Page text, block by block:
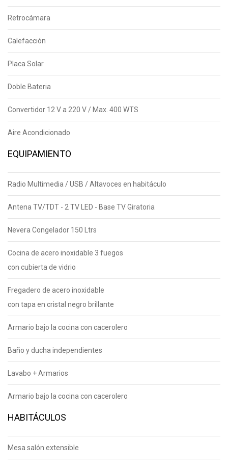
Retrocámara
Calefacción
Placa Solar
Doble Bateria
Convertidor 12 V a 220 V / Max. 400 WTS
Aire Acondicionado
EQUIPAMIENTO
Radio Multimedia / USB / Altavoces en habitáculo
Antena TV/TDT - 2 TV LED - Base TV Giratoria
Nevera Congelador 150 Ltrs
Cocina de acero inoxidable 3 fuegos
con cubierta de vidrio
Fregadero de acero inoxidable
con tapa en cristal negro brillante
Armario bajo la cocina con cacerolero
Baño y ducha independientes
Lavabo + Armarios
Armario bajo la cocina con cacerolero
HABITÁCULOS
Mesa salón extensible